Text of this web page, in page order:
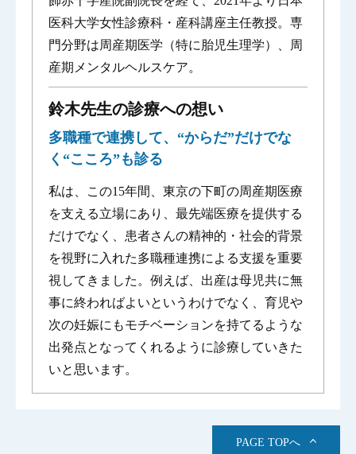
医科大学女性診療科・産科講座主任教授。専
門分野は周産期医学（特に胎児生理学）、周
産期メンタルヘルスケア。
鈴木先生の診療への想い
多職種で連携して、“からだ”だけでな
く“こころ”も診る
私は、この15年間、東京の下町の周産期医療
を支える立場にあり、最先端医療を提供する
だけでなく、患者さんの精神的・社会的背景
を視野に入れた多職種連携による支援を重要
視してきました。例えば、出産は母児共に無
事に終わればよいというわけでなく、育児や
次の妊娠にもモチベーションを持てるような
出発点となってくれるように診療していきた
いと思います。
PAGE TOPへ